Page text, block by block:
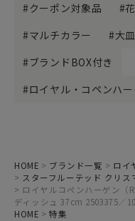
クーポン対象品
マルチカラー
大
ブランドBOX付き
ロイヤル・コペンハー
HOME ブランド一覧
ロイ
スターフルーテッド クリス
ロイヤルコペンハーゲン
ディッシュ 37cm 2503375／
HOME
特集